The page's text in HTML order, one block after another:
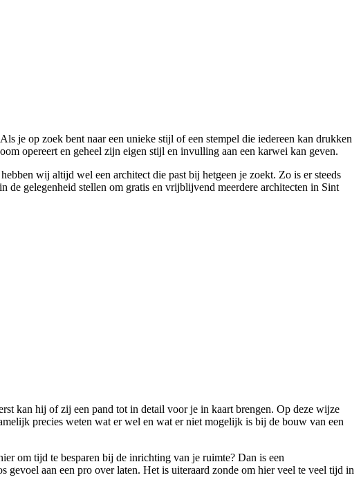
je op zoek bent naar een unieke stijl of een stempel die iedereen kan drukken
opereert en geheel zijn eigen stijl en invulling aan een karwei kan geven.
wij altijd wel een architect die past bij hetgeen je zoekt. Zo is er steeds
gelegenheid stellen om gratis en vrijblijvend meerdere architecten in Sint
kan hij of zij een pand tot in detail voor je in kaart brengen. Op deze wijze
precies weten wat er wel en wat er niet mogelijk is bij de bouw van een
om tijd te besparen bij de inrichting van je ruimte? Dan is een
aan een pro over laten. Het is uiteraard zonde om hier veel te veel tijd in